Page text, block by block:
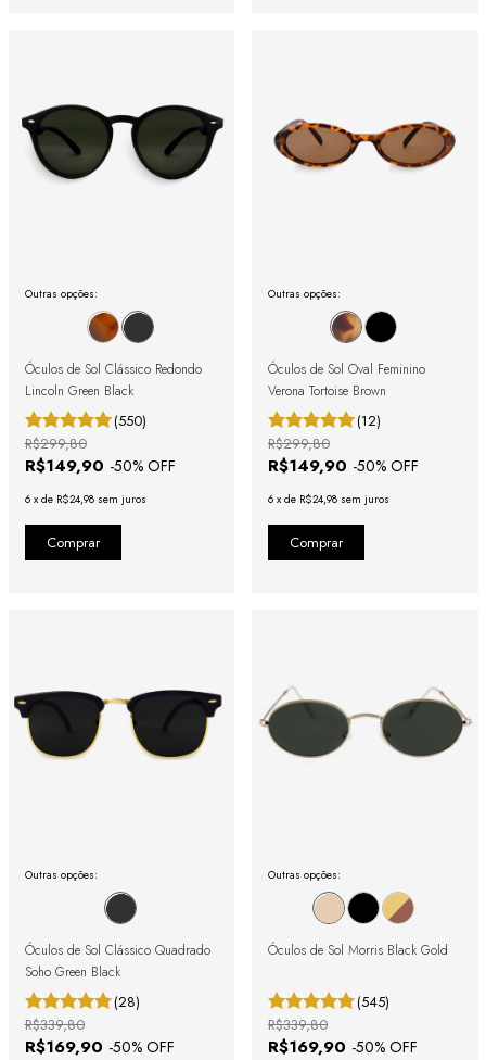
Outras opções:
Óculos de Sol Clássico Redondo
Lincoln Green Black
(550)
R$149,90 -50% OFF
R$299,80
6 x de R$24,98 sem juros
Outras opções:
Óculos de Sol Oval Feminino
Verona Tortoise Brown
(12)
R$149,90 -50% OFF
R$299,80
6 x de R$24,98 sem juros
Outras opções:
Óculos de Sol Clássico Quadrado
Soho Green Black
(28)
R$169,90 -50% OFF
R$339,80
Outras opções:
Óculos de Sol Morris Black Gold
(545)
R$169,90 -50% OFF
R$339,80